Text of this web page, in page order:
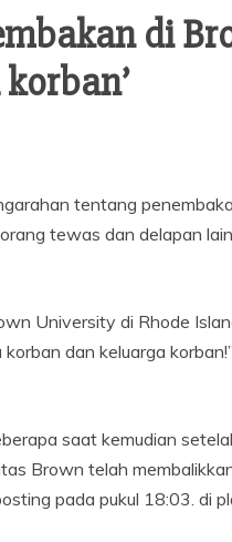
di
tentang
tewas dan delapan
University di Rhode
dan keluarga
saat kemudian
Brown telah
pada pukul 18:03. di